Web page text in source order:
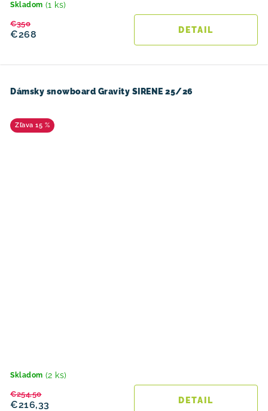
Skladom (1 ks)
€268
€350
DETAIL
Dámsky snowboard Gravity SIRENE 25/26
15 %
Skladom (2 ks)
€216,33
€254,50
DETAIL